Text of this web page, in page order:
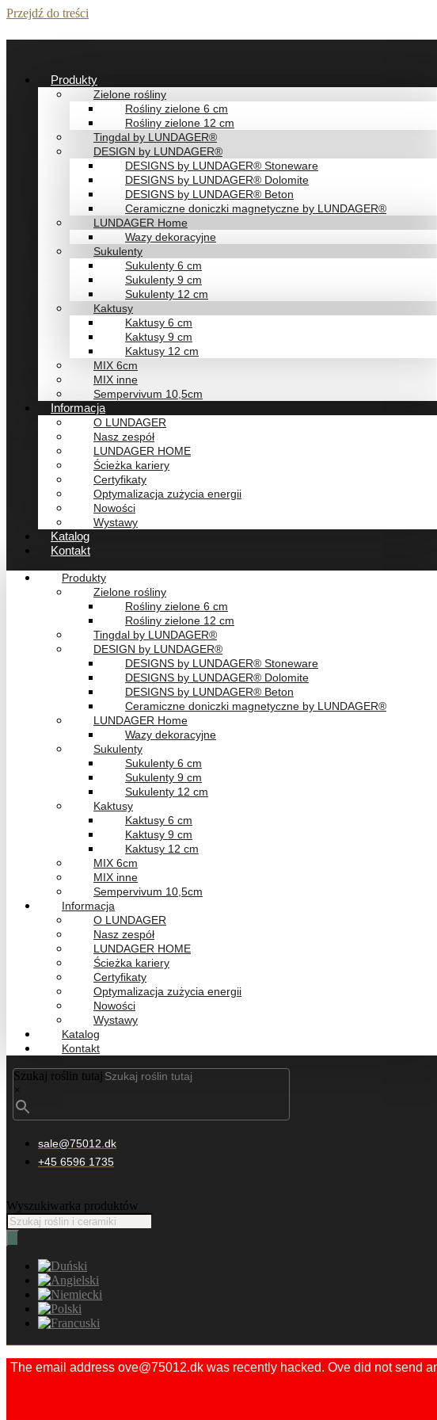
Przejdź do treści
Produkty
Zielone rośliny
Rośliny zielone 6 cm
Rośliny zielone 12 cm
Tingdal by LUNDAGER®
DESIGN by LUNDAGER®
DESIGNS by LUNDAGER® Stoneware
DESIGNS by LUNDAGER® Dolomite
DESIGNS by LUNDAGER® Beton
Ceramiczne doniczki magnetyczne by LUNDAGER®
LUNDAGER Home
Wazy dekoracyjne
Sukulenty
Sukulenty 6 cm
Sukulenty 9 cm
Sukulenty 12 cm
Kaktusy
Kaktusy 6 cm
Kaktusy 9 cm
Kaktusy 12 cm
MIX 6cm
MIX inne
Sempervivum 10,5cm
Informacja
O LUNDAGER
Nasz zespół
LUNDAGER HOME
Ścieżka kariery
Certyfikaty
Optymalizacja zużycia energii
Nowości
Wystawy
Katalog
Kontakt
Produkty
Zielone rośliny
Rośliny zielone 6 cm
Rośliny zielone 12 cm
Tingdal by LUNDAGER®
DESIGN by LUNDAGER®
DESIGNS by LUNDAGER® Stoneware
DESIGNS by LUNDAGER® Dolomite
DESIGNS by LUNDAGER® Beton
Ceramiczne doniczki magnetyczne by LUNDAGER®
LUNDAGER Home
Wazy dekoracyjne
Sukulenty
Sukulenty 6 cm
Sukulenty 9 cm
Sukulenty 12 cm
Kaktusy
Kaktusy 6 cm
Kaktusy 9 cm
Kaktusy 12 cm
MIX 6cm
MIX inne
Sempervivum 10,5cm
Informacja
O LUNDAGER
Nasz zespół
LUNDAGER HOME
Ścieżka kariery
Certyfikaty
Optymalizacja zużycia energii
Nowości
Wystawy
Katalog
Kontakt
Szukaj roślin tutaj
×
sale@75012.dk
+45 6596 1735
Wyszukiwarka produktów
The email address ove@75012.dk was recently hacked. Ove did not send